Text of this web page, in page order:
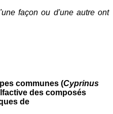
façon ou d'une autre ont
communes (Cyprinus
des composés
de